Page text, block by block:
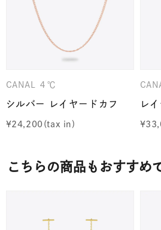
CANAL ４℃
シルバー レイヤードカフ
¥24,200
レ
¥
こちらの商品もおすすめ